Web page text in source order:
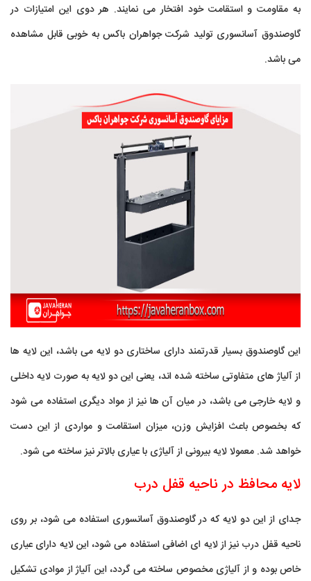
به مقاومت و استقامت خود افتخار می نمایند. هر دوی این امتیازات در
گاوصندوق آسانسوری تولید شرکت جواهران باکس به خوبی قابل مشاهده
می باشد.
این گاوصندوق بسیار قدرتمند دارای ساختاری دو لایه می باشد، این لایه ها
از آلیاژ های متفاوتی ساخته شده اند، یعنی این دو لایه به صورت لایه داخلی
و لایه خارجی می باشد، در میان آن ها نیز از مواد دیگری استفاده می شود
که بخصوص باعث افزایش وزن، میزان استقامت و مواردی از این دست
خواهد شد. معمولا لایه بیرونی از آلیاژی با عیاری بالاتر نیز ساخته می شود.
لایه محافظ در ناحیه قفل درب
جدای از این دو لایه که در گاوصندوق آسانسوری استفاده می شود، بر روی
ناحیه قفل درب نیز از لایه ای اضافی استفاده می شود، این لایه دارای عیاری
خاص بوده و از آلیاژی مخصوص ساخته می گردد، این آلیاژ از موادی تشکیل